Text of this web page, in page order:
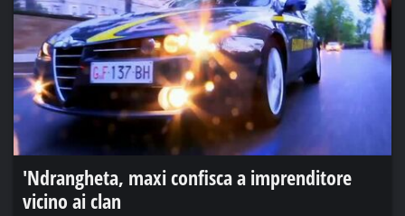
'Ndrangheta, maxi confisca a imprenditore
vicino ai clan